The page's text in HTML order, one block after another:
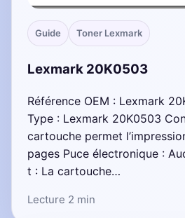
Guide Toner Lexmark
Lexmark 20K0503
Référence OEM : Lexmark
Type : Lexmark 20K0503
cartouche permet
pages Puce électronique :
t : La cartouche…
Lecture 2 min